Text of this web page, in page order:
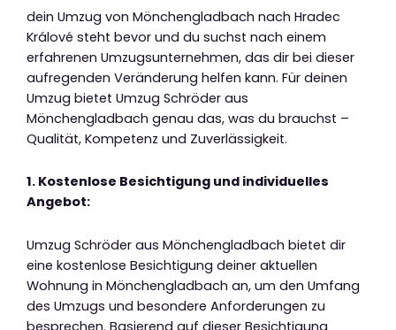
dein Umzug von Mönchengladbach nach Hradec
Králové steht bevor und du suchst nach einem
erfahrenen Umzugsunternehmen, das dir bei dieser
aufregenden Veränderung helfen kann. Für deinen
Umzug bietet Umzug Schröder aus
Mönchengladbach genau das, was du brauchst –
Qualität, Kompetenz und Zuverlässigkeit.
1. Kostenlose Besichtigung und individuelles
Angebot:
Umzug Schröder aus Mönchengladbach bietet dir
eine kostenlose Besichtigung deiner aktuellen
Wohnung in Mönchengladbach an, um den Umfang
des Umzugs und besondere Anforderungen zu
besprechen. Basierend auf dieser Besichtigung